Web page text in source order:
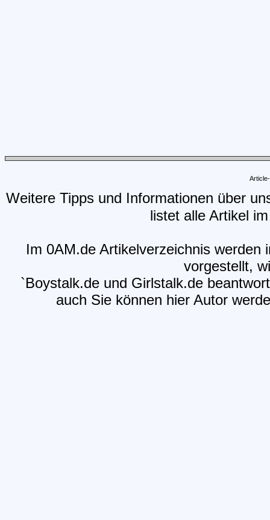
Weitere Tipps und Informationen über
listet alle Artikel
Im 0AM.de Artikelverzeichnis
vorgestellt,
`Boystalk.de und Girlstalk.de
auch Sie können hier Autor